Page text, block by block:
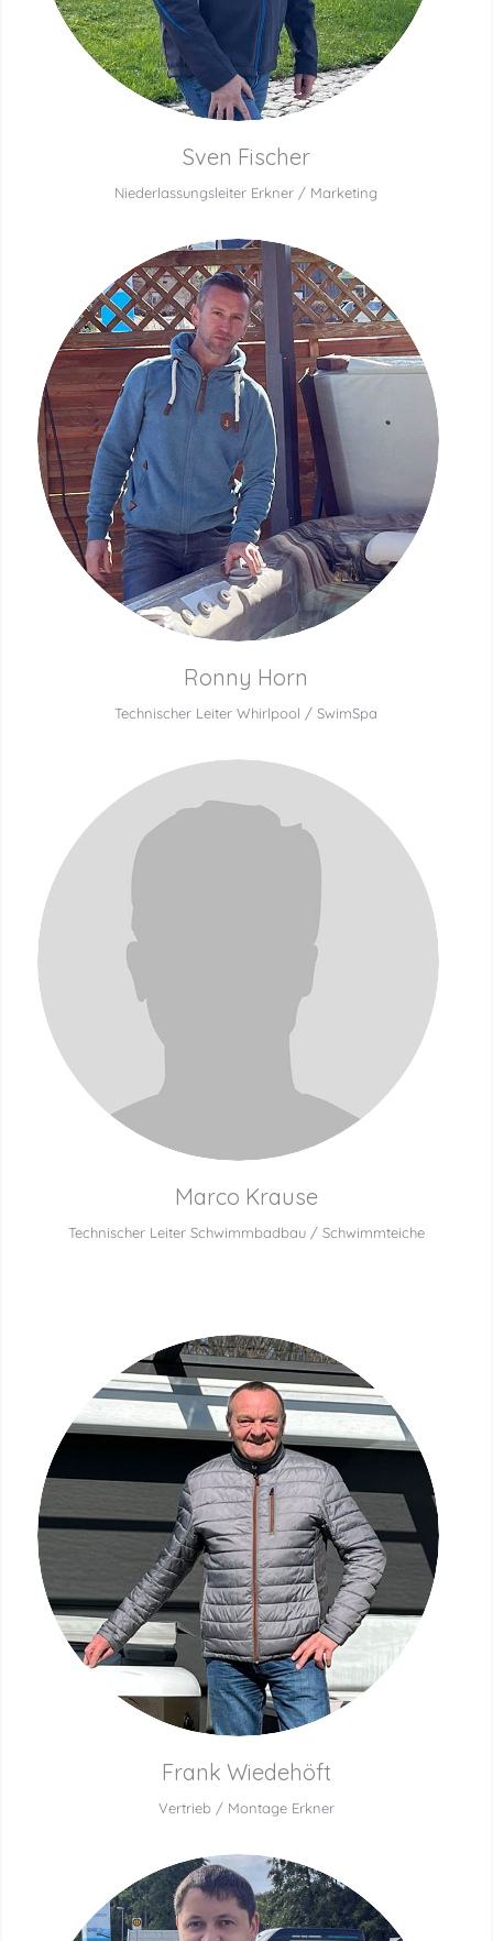
Sven Fischer
Niederlassungsleiter Erkner / Marketing
Ronny Horn
Technischer Leiter Whirlpool / SwimSpa
Marco Krause
Technischer Leiter Schwimmbadbau / Schwimmteiche
Frank Wiedehöft
Vertrieb / Montage Erkner